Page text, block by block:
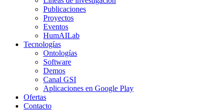
Publicaciones
Proyectos
Eventos
HumAILab
Tecnologías
Ontologías
Software
Demos
Canal GSI
Aplicaciones en Google Play
Ofertas
Contacto